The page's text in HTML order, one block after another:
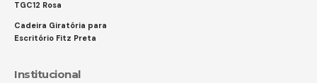
TGC12 Rosa
Cadeira Giratória para
Escritório Fitz Preta
Institucional